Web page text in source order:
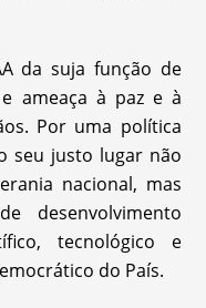
da suja função de
ameaça à paz e à
Por uma política
seu justo lugar não
nacional, mas
desenvolvimento
tecnológico e
do País.